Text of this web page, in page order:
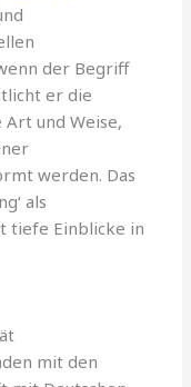
der Begriff
er die
und Weise,
werden. Das
als
tiefe Einblicke in
mit den